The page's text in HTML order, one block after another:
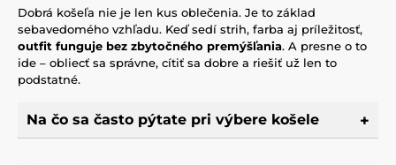
Dobrá košeľa nie je len kus oblečenia. Je to základ
sebavedomého vzhľadu. Keď sedí strih, farba aj príležitosť,
outfit funguje bez zbytočného premýšľania. A presne o to
ide – obliecť sa správne, cítiť sa dobre a riešiť už len to
podstatné.
Na čo sa často pýtate pri výbere košele